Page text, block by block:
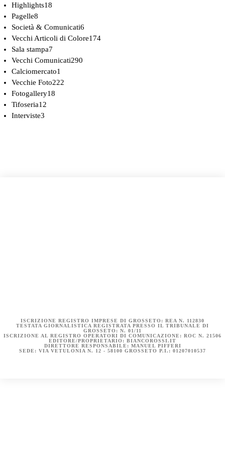
Highlights18
Pagelle8
Società & Comunicati6
Vecchi Articoli di Colore174
Sala stampa7
Vecchi Comunicati290
Calciomercato1
Vecchie Foto222
Fotogallery18
Tifoseria12
Interviste3
ISCRIZIONE REGISTRO IMPRESE DI GROSSETO: REA N. 112830
TESTATA GIORNALISTICA REGISTRATA PRESSO IL TRIBUNALE DI
GROSSETO: N. 01/11
ISCRIZIONE AL REGISTRO OPERATORI DI COMUNICAZIONE: ROC N. 21506
EDITORE/PROPRIETARIO: BIANCOROSSI.IT
DIRETTORE RESPONSABILE: MANUEL PIFFERI
SEDE: VIA VETULONIA N. 12 - 58100 GROSSETO P.I.: 01207010537